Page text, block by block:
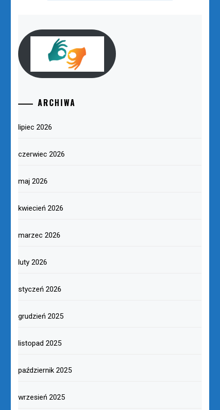
ARCHIWA
lipiec 2026
czerwiec 2026
maj 2026
kwiecień 2026
marzec 2026
luty 2026
styczeń 2026
grudzień 2025
listopad 2025
październik 2025
wrzesień 2025